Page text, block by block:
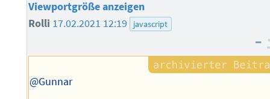
Viewportgröße anzeigen
Rolli 17.02.2021 12:19 javascript
–
@Gunnar